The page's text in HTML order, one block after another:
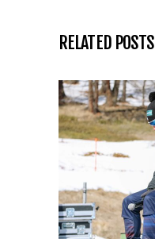
RELATED POSTS